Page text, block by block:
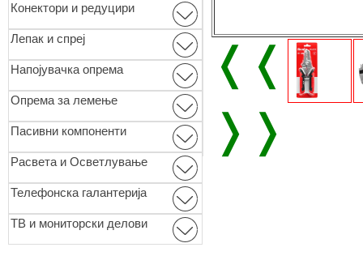
Конектори и редуцири
Лепак и спреј
Напојувачка опрема
Опремa за лемење
Пасивни компоненти
Расвета и Осветлување
Телефонска галантерија
ТВ и мониторски делови
❬❬
❭❭